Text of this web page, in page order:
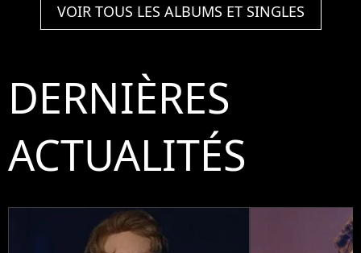
VOIR TOUS LES ALBUMS ET SINGLES
DERNIÈRES
ACTUALITÉS